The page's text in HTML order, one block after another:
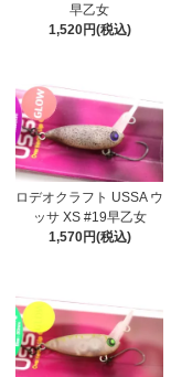
早乙女
1,520円(税込)
ロデオクラフト USSA ウ
ッサ XS #19早乙女
1,570円(税込)